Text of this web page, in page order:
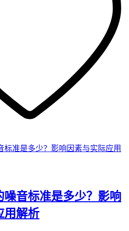
噪音标准是多少？影响
用解析